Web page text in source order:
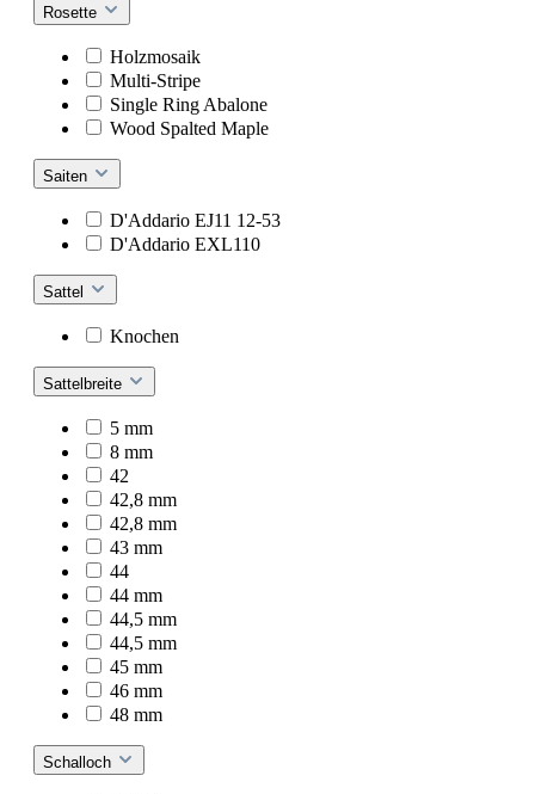
Rosette
Holzmosaik
Multi-Stripe
Single Ring Abalone
Wood Spalted Maple
Saiten
D'Addario EJ11 12-53
D'Addario EXL110
Sattel
Knochen
Sattelbreite
5 mm
8 mm
42
42,8 mm
42,8 mm
43 mm
44
44 mm
44,5 mm
44,5 mm
45 mm
46 mm
48 mm
Schalloch